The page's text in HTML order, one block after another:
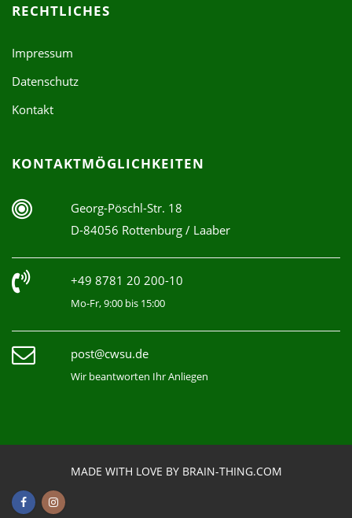
RECHTLICHES
Impressum
Datenschutz
Kontakt
KONTAKTMÖGLICHKEITEN
Georg-Pöschl-Str. 18
D-84056 Rottenburg / Laaber
+49 8781 20 200-10
Mo-Fr, 9:00 bis 15:00
post@cwsu.de
Wir beantworten Ihr Anliegen
MADE WITH LOVE BY BRAIN-THING.COM